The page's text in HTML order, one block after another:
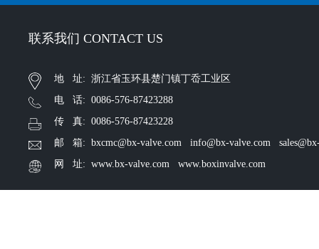
联系我们 CONTACT US
地 址: 浙江省玉环县楚门镇丁岙工业区
电 话: 0086-576-87423288
传 真: 0086-576-87423228
邮 箱: bxcmc@bx-valve.com info@bx-valve.com
网 址: www.bx-valve.com www.boxinvalve.com